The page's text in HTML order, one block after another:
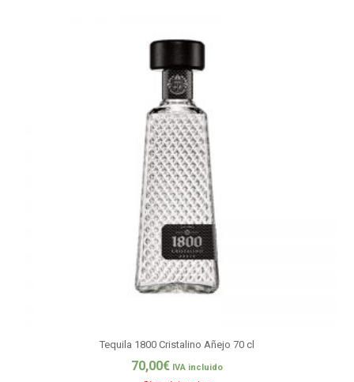
Tequila 1800 Cristalino Añejo 70 cl
70,00€ IVA incluido